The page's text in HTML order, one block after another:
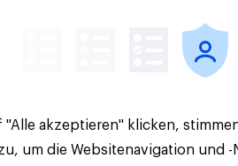
"Alle akzeptieren" klicken,
zu, um die Websitenavigation und